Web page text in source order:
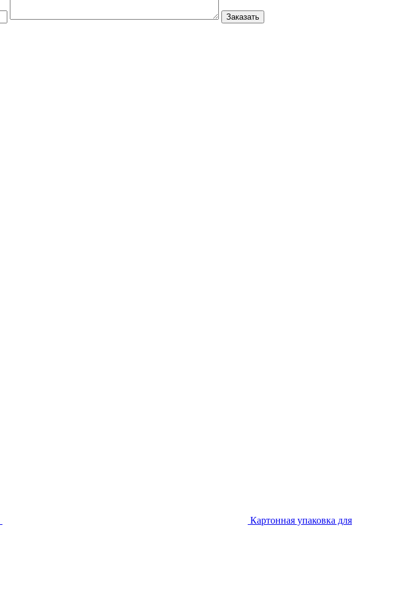
Картонная упаковка для